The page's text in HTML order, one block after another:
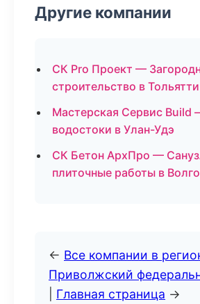
Другие компании
СК Pro Проект —
строительство в Тольятти
Мастерская Сервис Build
водостоки в Улан-Удэ
СК Бетон АрхПро —
плиточные работы в
← Все компании в
Приволжский
Главная страница →